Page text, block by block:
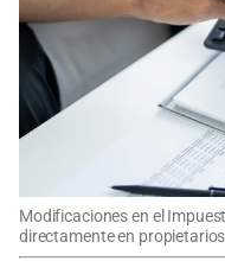
Modificaciones en el
directamente en